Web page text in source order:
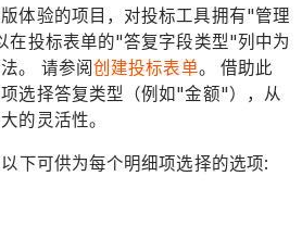
体验的项目，对投标工具拥有"管理
在投标表单的"答复字段类型"列中为
。 请参阅 创建投标表单。 借助此
选择答复类型（例如"金额"），从
的灵活性。
下可供为每个明细项选择的选项: